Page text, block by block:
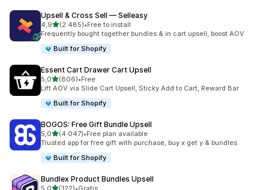
Upsell & Cross Sell — Selleasy
4,9na 5 gwiazdek
(2 485)
Łączna liczba recenzji: 2485
•Free to install
Frequently bought together bundles & in cart upsell, boost AOV
Built for Shopify
Essent Cart Drawer Cart Upsell
5,0na 5 gwiazdek
(806)
Łączna liczba recenzji: 806
•Free
Lift AOV via Slide Cart Upsell, Sticky Add to Cart, Reward Bar
Built for Shopify
BOGOS: Free Gift Bundle Upsell
5,0na 5 gwiazdek
(4 047)
Łączna liczba recenzji: 4047
•Free plan available
Trusted app for free gift with purchase, buy x get y & bundles
Built for Shopify
Bundlex Product Bundles Upsell
5,0na 5 gwiazdek
(122)•Gratis